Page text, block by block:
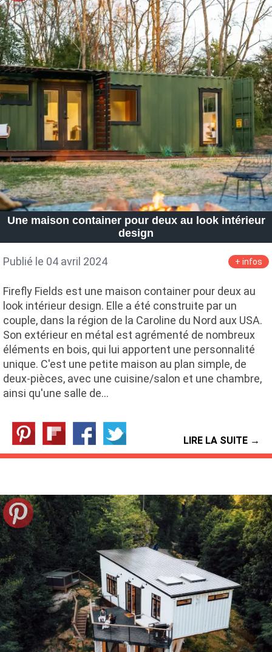
Une maison container pour deux au look intérieur
design
Publié le 04 avril 2024 + infos
Firefly Fields est une maison container pour deux au
look intérieur design. Elle a été construite par un
couple, dans la région de la Caroline du Nord aux USA.
Son extérieur en métal est agrémenté de nombreux
éléments en bois, qui lui apportent une personnalité
unique. C'est une petite maison au plan simple, de
deux-pièces, avec une cuisine/salon et une chambre,
ainsi qu'une salle de…
LIRE LA SUITE →